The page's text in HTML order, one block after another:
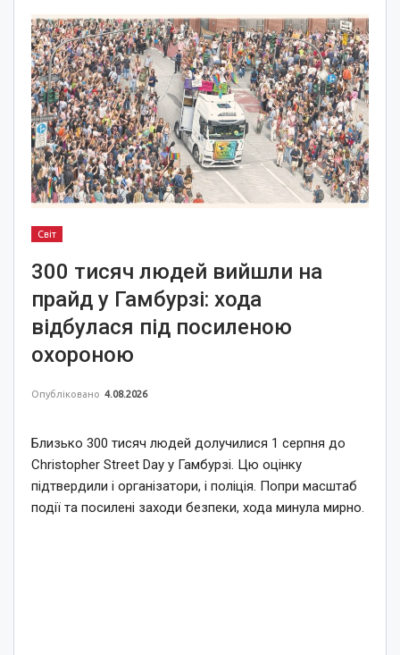
Світ
300 тисяч людей вийшли на
прайд у Гамбурзі: хода
відбулася під посиленою
охороною
Опубліковано 4.08.2026
Близько 300 тисяч людей долучилися 1 серпня до
Christopher Street Day у Гамбурзі. Цю оцінку
підтвердили і організатори, і поліція. Попри масштаб
події та посилені заходи безпеки, хода минула мирно.